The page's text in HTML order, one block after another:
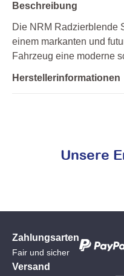
Beschreibung
Die NRM Radzierblende
einem markanten und
Fahrzeug eine moderne
Herstellerinformationen
Unsere
Zahlungsarten
Fair und sicher
Versand